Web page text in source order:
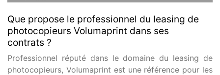
Que propose le professionnel du leasing de
photocopieurs Volumaprint dans ses
contrats ?
Professionnel réputé dans le domaine du leasing de
photocopieurs, Volumaprint est une référence pour les